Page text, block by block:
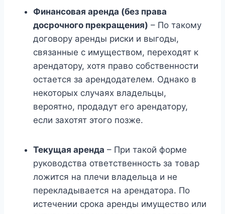
Финансовая аренда (без права
досрочного прекращения) – По такому
договору аренды риски и выгоды,
связанные с имуществом, переходят к
арендатору, хотя право собственности
остается за арендодателем. Однако в
некоторых случаях владельцы,
вероятно, продадут его арендатору,
если захотят этого позже.
Текущая аренда – При такой форме
руководства ответственность за товар
ложится на плечи владельца и не
перекладывается на арендатора. По
истечении срока аренды имущество или